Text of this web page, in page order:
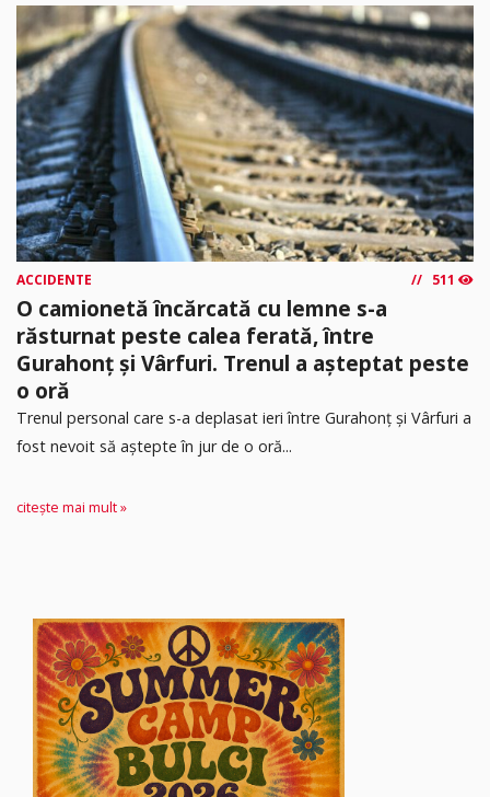
ACCIDENTE 511
O camionetă încărcată cu lemne s-a
răsturnat peste calea ferată, între
Gurahonț și Vârfuri. Trenul a așteptat peste
o oră
Trenul personal care s-a deplasat ieri între Gurahonț și Vârfuri a
fost nevoit să aștepte în jur de o oră...
citește mai mult »